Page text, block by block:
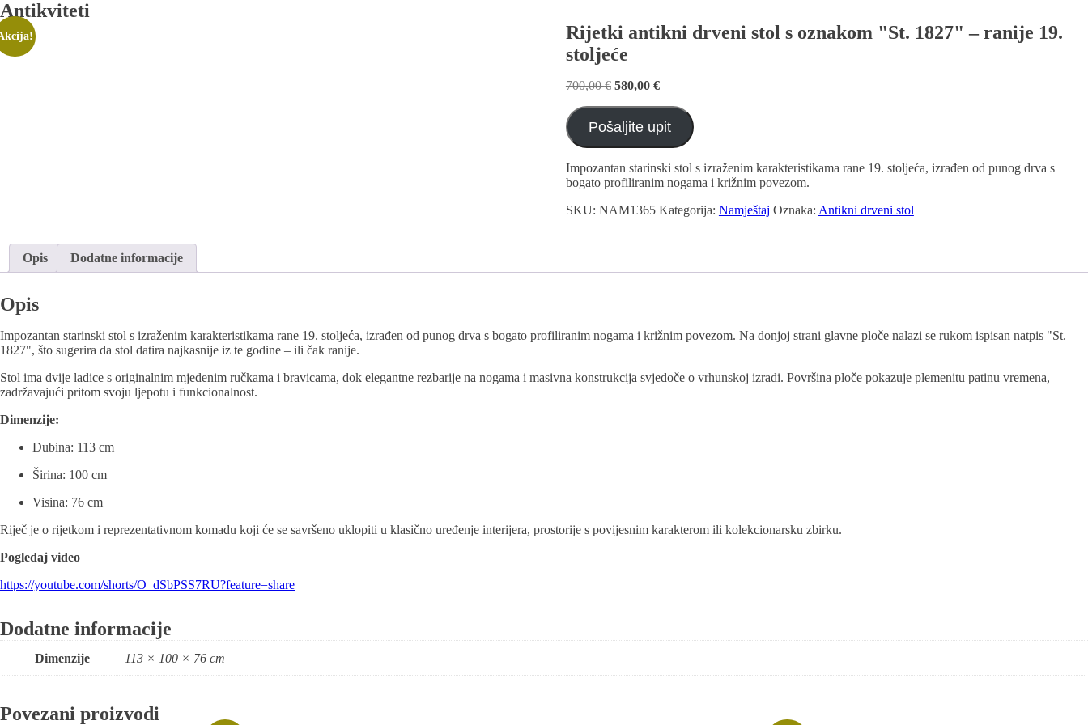
Antikviteti
Rijetki antikni drveni stol s oznakom "St. 1827" – ranije 19.
stoljeće
700,00€ Izvorna
je:
580,00 €Trenutna
580,00 €.
Pošaljite upit
Impozantan starinski stol s izraženim karakteristikama rane 19. stoljeća, izrađen od punog drva s
bogato profiliranim nogama i križnim povezom.
SKU: NAM1365 Kategorija: Namještaj Oznaka: Antikni drveni stol
Opis Dodatne informacije
Opis
Impozantan starinski stol s izraženim karakteristikama rane 19. stoljeća, izrađen od punog drva s bogato profiliranim nogama i križnim povezom. Na donjoj strani glavne ploče nalazi se rukom ispisan natpis "St.
1827", što sugerira da stol datira najkasnije iz te godine – ili čak ranije.
Stol ima dvije ladice s originalnim mjedenim ručkama i bravicama, dok elegantne rezbarije na nogama i masivna konstrukcija svjedoče o vrhunskoj izradi. Površina ploče pokazuje plemenitu patinu vremena,
zadržavajući pritom svoju ljepotu i funkcionalnost.
Dimenzije:
Dubina: 113 cm
Širina: 100 cm
Visina: 76 cm
Riječ je o rijetkom i reprezentativnom komadu koji će se savršeno uklopiti u klasično uređenje interijera, prostorije s povijesnim karakterom ili kolekcionarsku zbirku.
Pogledaj video
https://youtube.com/shorts/O_dSbPSS7RU?feature=share
Dodatne informacije
Dimenzije 113 × 100 × 76 cm
Povezani proizvodi